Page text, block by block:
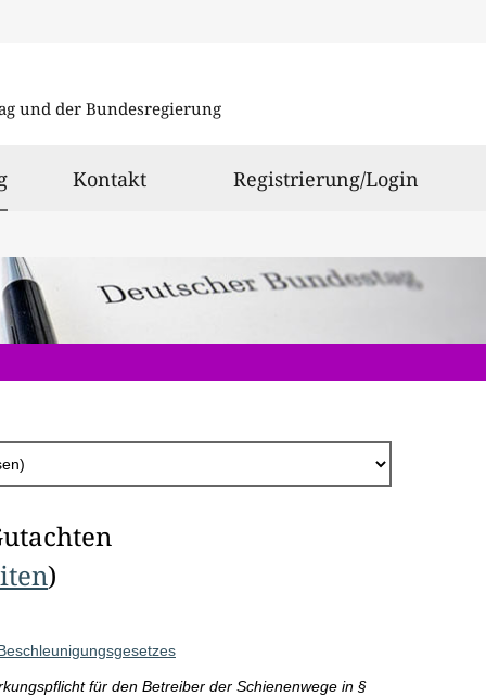
und der Bundesregierung
ausgewählt
Kontakt Registrierung/Login
)
für den Betreiber der Schienenwege in §